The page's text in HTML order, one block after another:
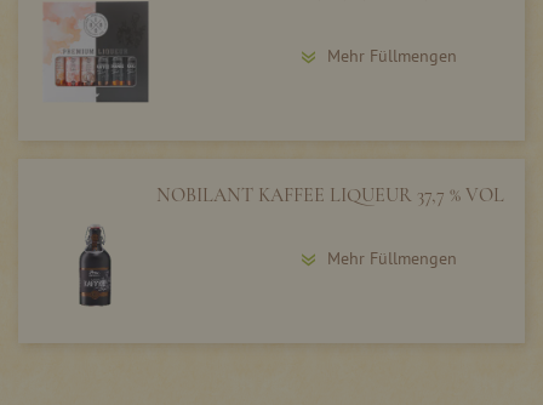
Mehr Füllmengen
NOBILANT KAFFEE LIQUEUR 37,7 % VOL
Mehr Füllmengen